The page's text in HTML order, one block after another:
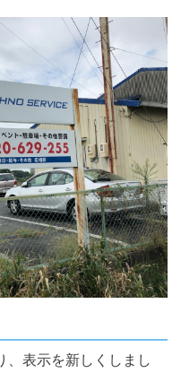
、表示を新しくしまし